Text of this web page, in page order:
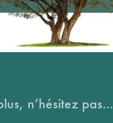
n’hésitez pas...